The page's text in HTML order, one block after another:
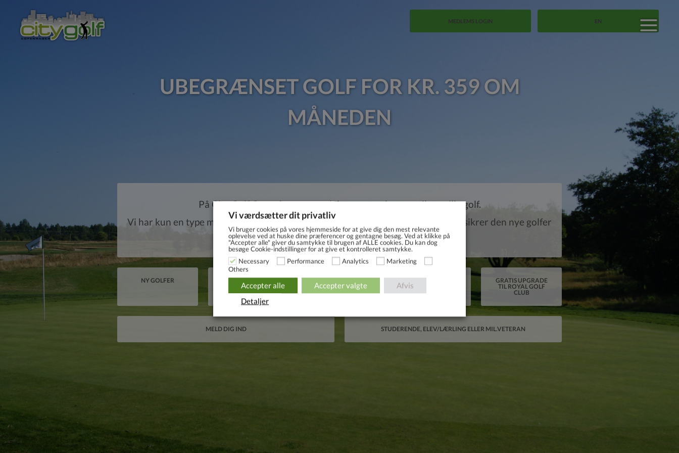
MEDLEMS LOGIN EN
UBEGRÆNSET GOLF FOR KR. 359 OM
MÅNEDEN
På City Golf Copenhagen gør vi det nemt at komme til at spille golf.
Vi har kun en type medlemskab og, har som noget nyt lavet en masse tiltag, der sikrer den nye golfer
en god start.
NY GOLFER
VILKÅR FOR
ABONNEMENTS
BETALING
MEDLEMS
TURNERINGER
VILKÅR OG
BETINGELSER
GRATIS UPGRADE
TIL ROYAL GOLF
CLUB
MELD DIG IND STUDERENDE, ELEV/LÆRLING ELLER MIL.VETERAN
Vi værdsætter dit privatliv
Vi bruger cookies på vores hjemmeside for at give dig den mest relevante
oplevelse ved at huske dine præferencer og gentagne besøg. Ved at klikke på
"Accepter alle" giver du samtykke til brugen af ​​ALLE cookies. Du kan dog
besøge Cookie-indstillinger for at give et kontrolleret samtykke.
Necessary
Performance Analytics
Marketing
Others
Accepter alle Accepter valgte
Afvis
Detaljer